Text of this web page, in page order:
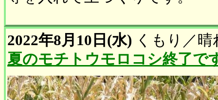
2022年8月10日(水) くもり ／晴
夏のモチトウモロコシ終了で